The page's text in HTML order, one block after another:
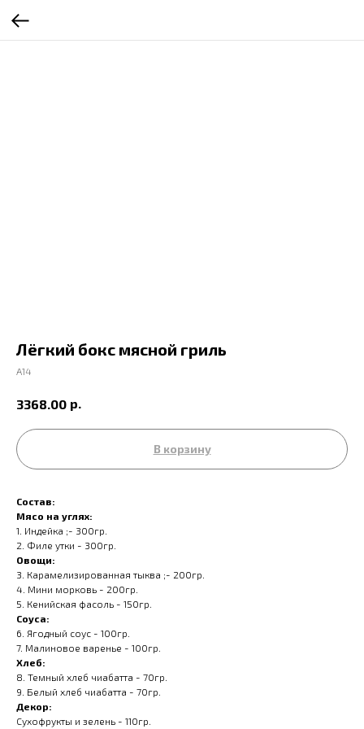
Лёгкий бокс мясной гриль
A14
3368.00 р.
В корзину
Состав:
Мясо на углях:
1. Индейка ;- 300гр.
2. Филе утки - 300гр.
Овощи:
3. Карамелизированная тыква ;- 200гр.
4. Мини морковь - 200гр.
5. Кенийская фасоль - 150гр.
Соуса:
6. Ягодный соус - 100гр.
7. Малиновое варенье - 100гр.
Хлеб:
8. Темный хлеб чиабатта - 70гр.
9. Белый хлеб чиабатта - 70гр.
Декор:
Сухофрукты и зелень - 110гр.